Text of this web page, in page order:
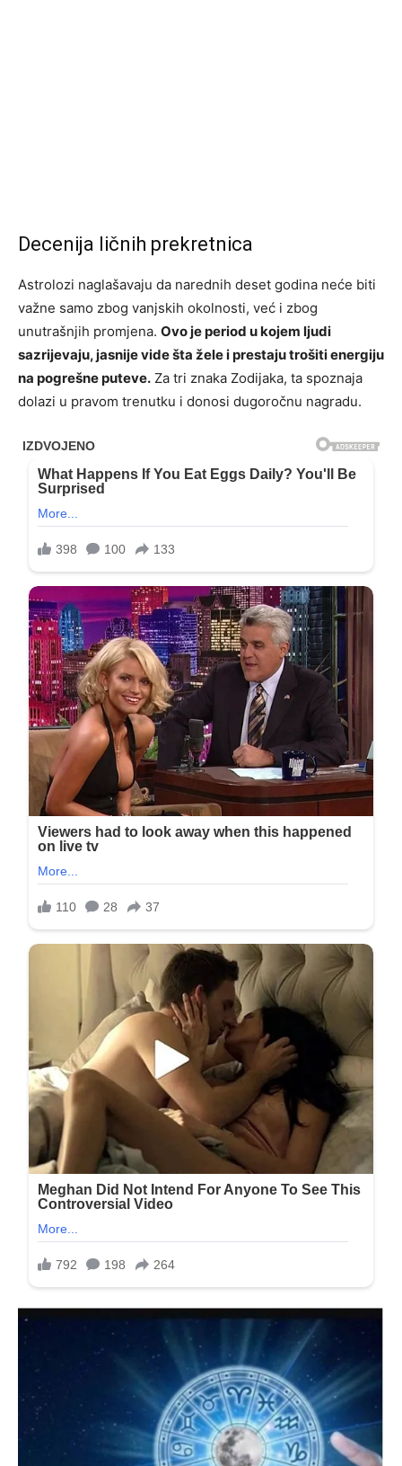
Decenija ličnih prekretnica
Astrolozi naglašavaju da narednih deset godina neće biti
važne samo zbog vanjskih okolnosti, već i zbog
unutrašnjih promjena. Ovo je period u kojem ljudi
sazrijevaju, jasnije vide šta žele i prestaju trošiti energiju
na pogrešne puteve. Za tri znaka Zodijaka, ta spoznaja
dolazi u pravom trenutku i donosi dugoročnu nagradu.